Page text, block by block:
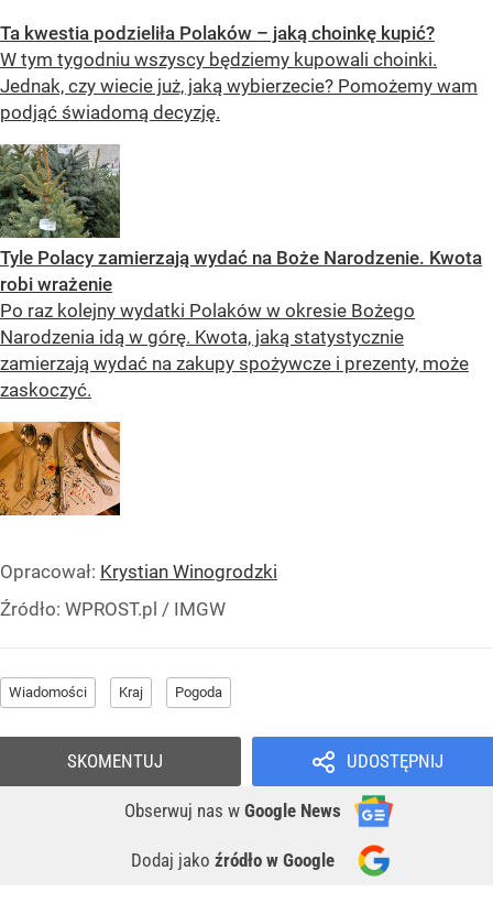
Ta kwestia podzieliła Polaków – jaką choinkę kupić?
W tym tygodniu wszyscy będziemy kupowali choinki.
Jednak, czy wiecie już, jaką wybierzecie? Pomożemy wam
podjąć świadomą decyzję.
Tyle Polacy zamierzają wydać na Boże Narodzenie. Kwota
robi wrażenie
Po raz kolejny wydatki Polaków w okresie Bożego
Narodzenia idą w górę. Kwota, jaką statystycznie
zamierzają wydać na zakupy spożywcze i prezenty, może
zaskoczyć.
Opracował: Krystian Winogrodzki
Źródło: WPROST.pl / IMGW
Wiadomości Kraj Pogoda
UDOSTĘPNIJ
Obserwuj nas w Google News
Dodaj jako źródło w Google
SKOMENTUJ